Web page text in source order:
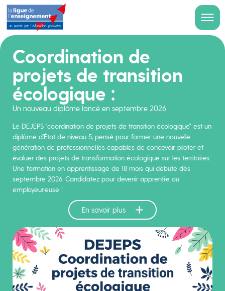
Coordination de
projets de transition
écologique :
Un nouveau diplôme lancé en septembre 2026
Le DEJEPS "coordination de projets de transition écologique" est un
diplôme d’État de niveau 5, pensé pour former une nouvelle
génération de professionnel·les capables de concevoir, piloter et
évaluer des projets de transformation écologique sur les territoires.
Une formation en apprentissage de 18 mois qui débute dès
septembre 2026. Candidatez pour devenir apprenti·e ou
employeur·euse !
En savoir plus